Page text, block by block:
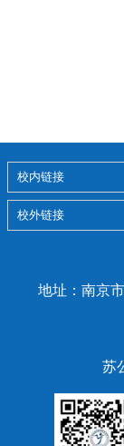
校内链接
校外链接
地址：南京
苏